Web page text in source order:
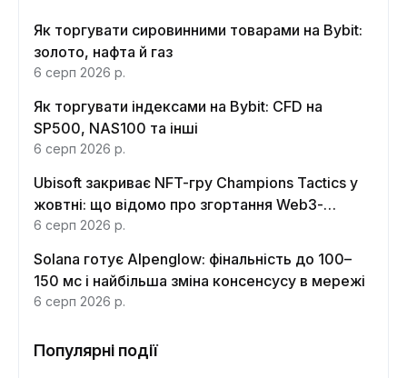
Як торгувати сировинними товарами на Bybit:
золото, нафта й газ
6 серп 2026 р.
Як торгувати індексами на Bybit: CFD на
SP500, NAS100 та інші
6 серп 2026 р.
Ubisoft закриває NFT-гру Champions Tactics у
жовтні: що відомо про згортання Web3-
функцій
6 серп 2026 р.
Solana готує Alpenglow: фінальність до 100–
150 мс і найбільша зміна консенсусу в мережі
6 серп 2026 р.
Популярні події